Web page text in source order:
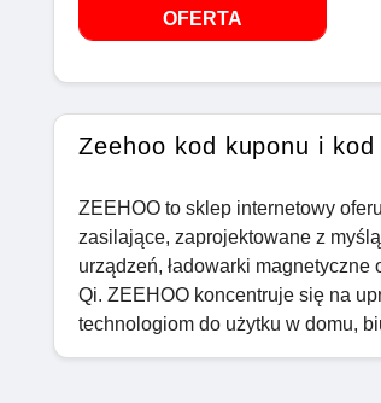
OFERTA
Zeehoo kod kuponu i
ZEEHOO to sklep internetowy
zasilające, zaprojektowane z
urządzeń, ładowarki
Qi. ZEEHOO koncentruje się na
technologiom do użytku w domu,